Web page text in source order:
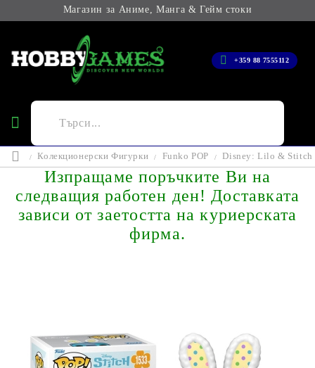
Магазин за Аниме, Манга & Гейм стоки
+359 88 7555112
Колекционерски Фигурки Funko POP Disney: Lilo & Stitch
Изпращаме поръчките Ви на
следващия работен ден! Доставката
зависи от заетостта на куриерската
фирма.